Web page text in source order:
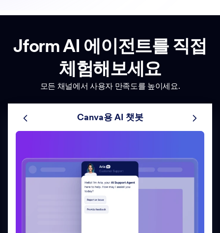
Jform AI 에이전트를 직접
체험해보세요
모든 채널에서 사용자 만족도를 높이세요.
Canva용 AI 챗봇